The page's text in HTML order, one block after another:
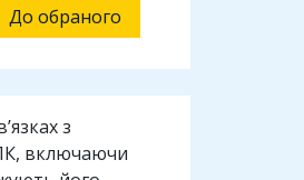
До обраного
з
включаючи